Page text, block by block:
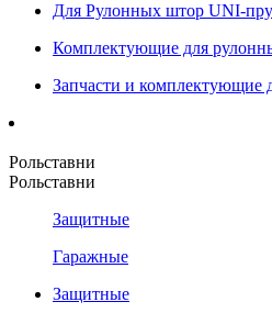
Для Рулонных штор UNI-
Комплектующие для
Запчасти и комплектующие
Рольставни
Рольставни
Защитные
Гаражные
Защитные